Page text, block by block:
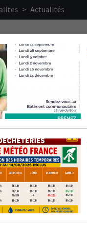
> Actualités